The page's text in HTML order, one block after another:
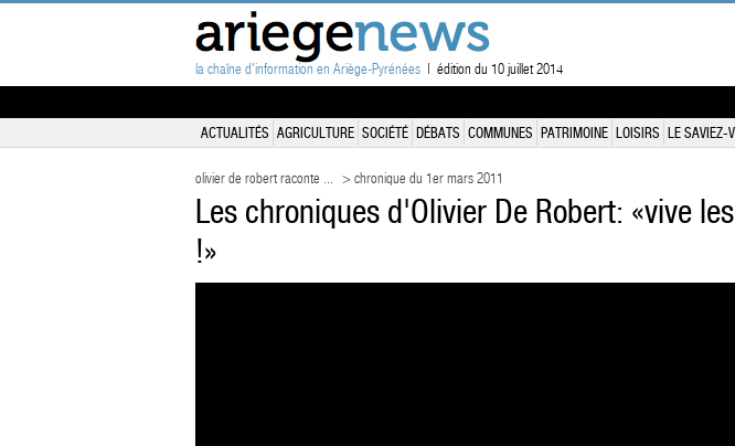
la chaîne d'information en Ariège-Pyrénées | édition du 10 juillet 2014
ACTUALITÉS AGRICULTURE SOCIÉTÉ DÉBATS COMMUNES PATRIMOINE LOISIRS LE SAVIEZ-
olivier de robert raconte ... > chronique du 1er mars 2011
Les chroniques d'Olivier De Robert: «vive
!»